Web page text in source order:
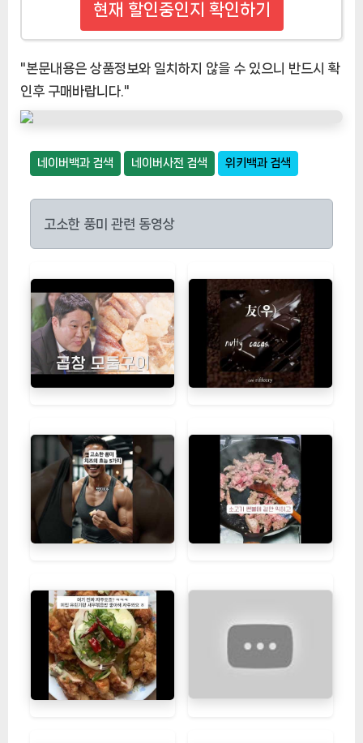
현재 할인중인지 확인하기
"본문내용은 상품정보와 일치하지 않을 수 있으니 반드시 확
인후 구매바랍니다."
네이버백과 검색 네이버사전 검색 위키백과 검색
고소한 풍미 관련 동영상